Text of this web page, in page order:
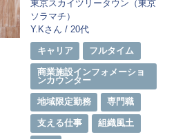
東京スカイツリータウン（東京
ソラマチ）
Y.Kさん / 20代
キャリア フルタイム
商業施設インフォメーショ
ンカウンター
地域限定勤務 専門職
支える仕事 組織風土